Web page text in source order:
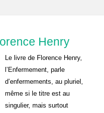
Henry
Le livre de Florence Henry,
l’Enfermement, parle
d’enfermements, au pluriel,
même si le titre est au
singulier, mais surtout